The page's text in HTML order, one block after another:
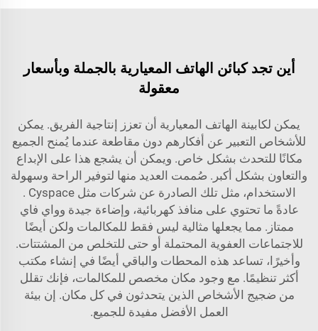
أين تجد كبائن الهاتف المعيارية بالجملة وبأسعار
معقولة
يمكن لكابينة الهاتف المعيارية أن تعزز إنتاجية الفريق. يمكن
للأشخاص التعبير عن أفكارهم دون مقاطعة عندما يُمنح الجميع
مكانًا للتحدث بشكل خاص. ويمكن أن يشجع هذا على الإبداع
والتعاون بشكل أكبر. صُممت العديد منها لتوفير الراحة وسهولة
الاستخدام، مثل تلك الصادرة عن شركات مثلCyspace
.
عادةً ما تحتوي على منافذ كهربائية، وإضاءة جيدة وواي فاي
ممتاز. مما يجعلها مثالية ليس فقط للمكالمات ولكن أيضًا
للاجتماعات العفوية المحتملة أو حتى للتخلص من المشتتات.
وأخيرًا، تساعد هذه المحطات والباقي أيضًا في إنشاء مكتب
أكثر تنظيمًا. مع وجود مكان مخصص للمكالمات، فإنك تقلل
من ضجيج الأشخاص الذين يتحدثون في كل مكان. إن بيئة
العمل الأفضل مفيدة للجميع.